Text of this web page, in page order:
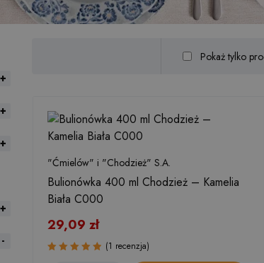
Pokaż tylko
"Ćmielów" i "Chodzież" S.A.
Bulionówka 400 ml Chodzież – Kamelia
Biała C000
29,09 zł
(1 recenzja)